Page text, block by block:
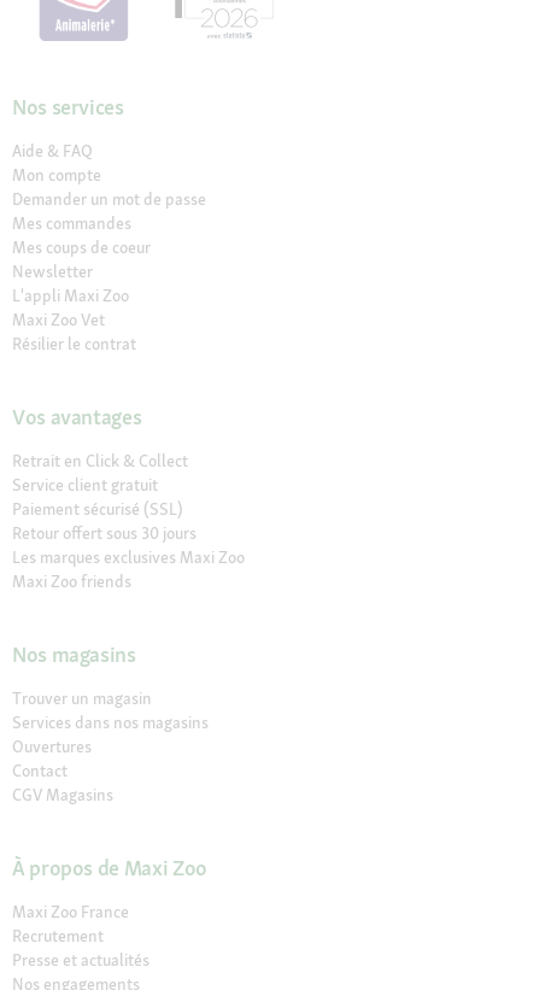
Nos services
Aide & FAQ
Mon compte
Demander un mot de passe
Mes commandes
Mes coups de coeur
Newsletter
L'appli Maxi Zoo
Maxi Zoo Vet
Résilier le contrat
Vos avantages
Retrait en Click & Collect
Service client gratuit
Paiement sécurisé (SSL)
Retour offert sous 30 jours
Les marques exclusives Maxi Zoo
Maxi Zoo friends
Nos magasins
Trouver un magasin
Services dans nos magasins
Ouvertures
Contact
CGV Magasins
À propos de Maxi Zoo
Maxi Zoo France
Recrutement
Presse et actualités
Nos engagements